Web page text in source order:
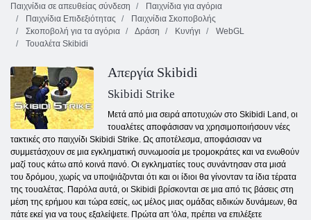
Παιχνίδια σε απευθείας σύνδεση
Παιχνίδια για αγόρια
Παιχνίδια Επιδεξιότητας
Παιχνίδια Σκοποβολής
Σκοποβολή για τα αγόρια
Δράση Κυνήγι
WebGL
Τουαλέτα Skibidi
Απεργία Skibidi
Skibidi Strike
Μετά από μια σειρά αποτυχιών στο Skibidi Land, οι
τουαλέτες αποφάσισαν να χρησιμοποιήσουν νέες
τακτικές στο παιχνίδι Skibidi Strike. Ως αποτέλεσμα, αποφάσισαν να
συμμετάσχουν σε μια εγκληματική συνωμοσία με τρομοκράτες και να ενωθούν
μαζί τους κάτω από κοινά πανό. Οι εγκληματίες τους συνάντησαν στα μισά
του δρόμου, χωρίς να υποψιάζονται ότι και οι ίδιοι θα γίνονταν τα ίδια τέρατα
της τουαλέτας. Παρόλα αυτά, οι Skibidi βρίσκονται σε μια από τις βάσεις στη
μέση της ερήμου και τώρα εσείς, ως μέλος μιας ομάδας ειδικών δυνάμεων, θα
πάτε εκεί για να τους εξαλείψετε. Πρώτα απ 'όλα, πρέπει να επιλέξετε